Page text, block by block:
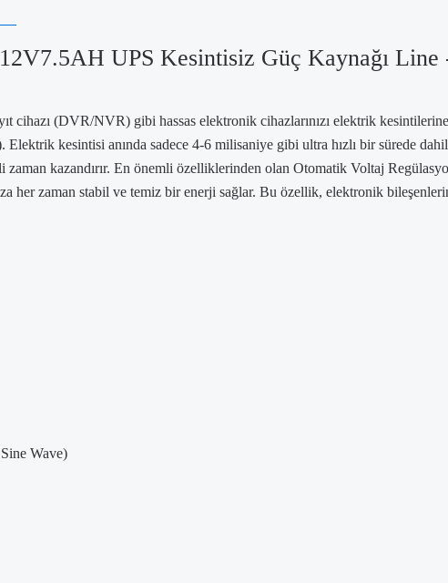
UPS Kesintisiz Güç Kaynağı
cihazı (DVR/NVR) gibi hassas elektronik cihazlarınızı elektrik
kesintisi anında sadece 4-6 milisaniye gibi ultra hızlı bir sürede
zaman kazandırır. En önemli özelliklerinden olan Otomatik Voltaj
her zaman stabil ve temiz bir enerji sağlar. Bu özellik, elektronik
Wave)